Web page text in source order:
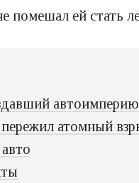
помешал ей стать
автоимперию
атомный